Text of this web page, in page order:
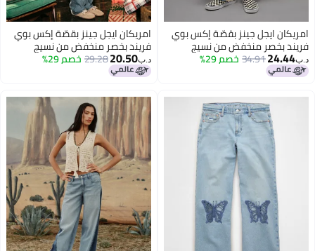
امريكان ايجل جينز بقصّة إكس بوي
فريند بخصر منخفض من نسيج
ستريجيد
د.ب‏24.44
34.91خصم 29%
امريكان ايجل جينز بقصّة إكس بوي
فريند بخصر منخفض من نسيج
ستريجيد
د.ب‏20.50
29.28خصم 29%